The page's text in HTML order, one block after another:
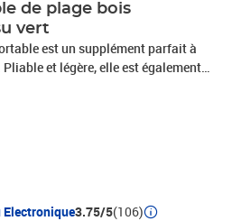
de plage bois
vert
est un supplément parfait à
et légère, elle est également
! La chaise de camping a un
plus, la chaise pliable est réglable
un confort optimal. La chaise
être repliée pour faciliter le
n’est pas utilisée. Profitez de
chaise de plage en bois
Electronique3.75/5(106)